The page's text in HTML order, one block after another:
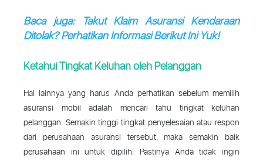
Baca juga: Takut Klaim Asuransi Kendaraan
Ditolak? Perhatikan Informasi Berikut Ini Yuk!
Ketahui Tingkat Keluhan oleh Pelanggan
Hal lainnya yang harus Anda perhatikan sebelum memilih
asuransi mobil adalah mencari tahu tingkat keluhan
pelanggan. Semakin tinggi tingkat penyelesaian atau respon
dari perusahaan asuransi tersebut, maka semakin baik
perusahaan ini untuk dipilih. Pastinya Anda tidak ingin